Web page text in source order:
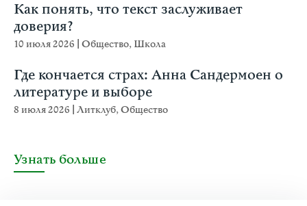
Как понять, что текст заслуживает
доверия?
10 июля 2026 Общество, Школа
Где кончается страх: Анна Сандермоен о
литературе и выборе
8 июля 2026 Литклуб,Общество
Узнать больше